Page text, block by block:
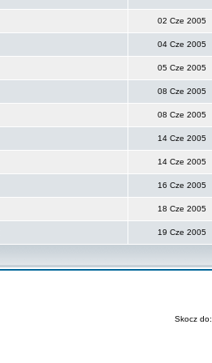
02 Cze 2005
04 Cze 2005
05 Cze 2005
08 Cze 2005
08 Cze 2005
14 Cze 2005
14 Cze 2005
16 Cze 2005
18 Cze 2005
19 Cze 2005
Skocz do: